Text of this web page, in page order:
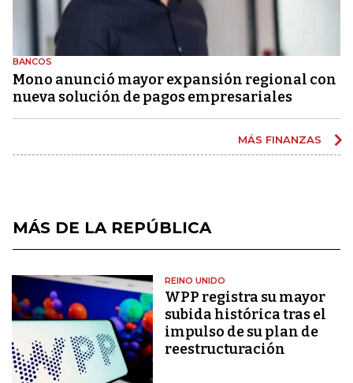
BANCOS
Mono anunció mayor expansión regional con
nueva solución de pagos empresariales
MÁS FINANZAS
MÁS DE LA REPÚBLICA
REINO UNIDO
WPP registra su mayor
subida histórica tras el
impulso de su plan de
reestructuración